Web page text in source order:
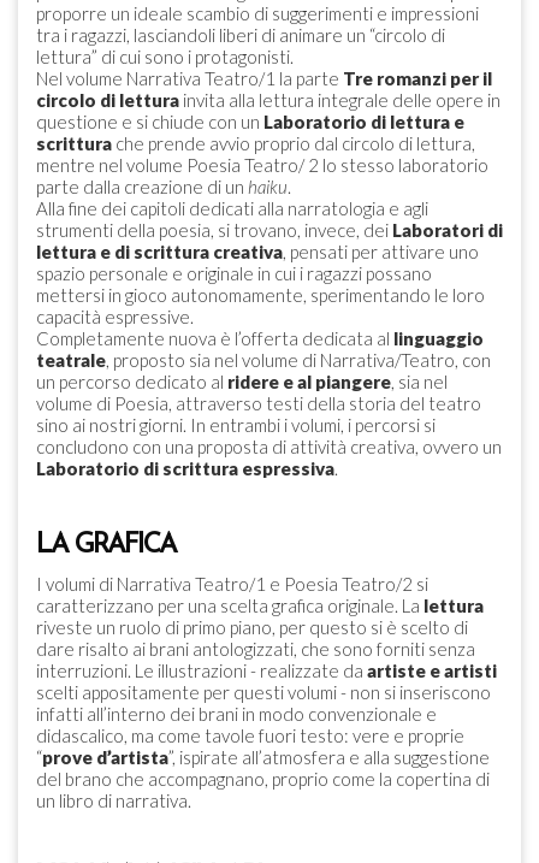
proporre un ideale scambio di suggerimenti e impressioni
tra i ragazzi, lasciandoli liberi di animare un “circolo di
lettura” di cui sono i protagonisti.
Nel volume Narrativa Teatro/1 la parte Tre romanzi per il
circolo di lettura invita alla lettura integrale delle opere in
questione e si chiude con un Laboratorio di lettura e
scrittura che prende avvio proprio dal circolo di lettura,
mentre nel volume Poesia Teatro/ 2 lo stesso laboratorio
parte dalla creazione di un haiku.
Alla fine dei capitoli dedicati alla narratologia e agli
strumenti della poesia, si trovano, invece, dei Laboratori di
lettura e di scrittura creativa, pensati per attivare uno
spazio personale e originale in cui i ragazzi possano
mettersi in gioco autonomamente, sperimentando le loro
capacità espressive.
Completamente nuova è l’offerta dedicata al linguaggio
teatrale, proposto sia nel volume di Narrativa/Teatro, con
un percorso dedicato al ridere e al piangere, sia nel
volume di Poesia, attraverso testi della storia del teatro
sino ai nostri giorni. In entrambi i volumi, i percorsi si
concludono con una proposta di attività creativa, ovvero un
Laboratorio di scrittura espressiva.
LA GRAFICA
I volumi di Narrativa Teatro/1 e Poesia Teatro/2 si
caratterizzano per una scelta grafica originale. La lettura
riveste un ruolo di primo piano, per questo si è scelto di
dare risalto ai brani antologizzati, che sono forniti senza
interruzioni. Le illustrazioni - realizzate da artiste e artisti
scelti appositamente per questi volumi - non si inseriscono
infatti all’interno dei brani in modo convenzionale e
didascalico, ma come tavole fuori testo: vere e proprie
“prove d’artista”, ispirate all’atmosfera e alla suggestione
del brano che accompagnano, proprio come la copertina di
un libro di narrativa.